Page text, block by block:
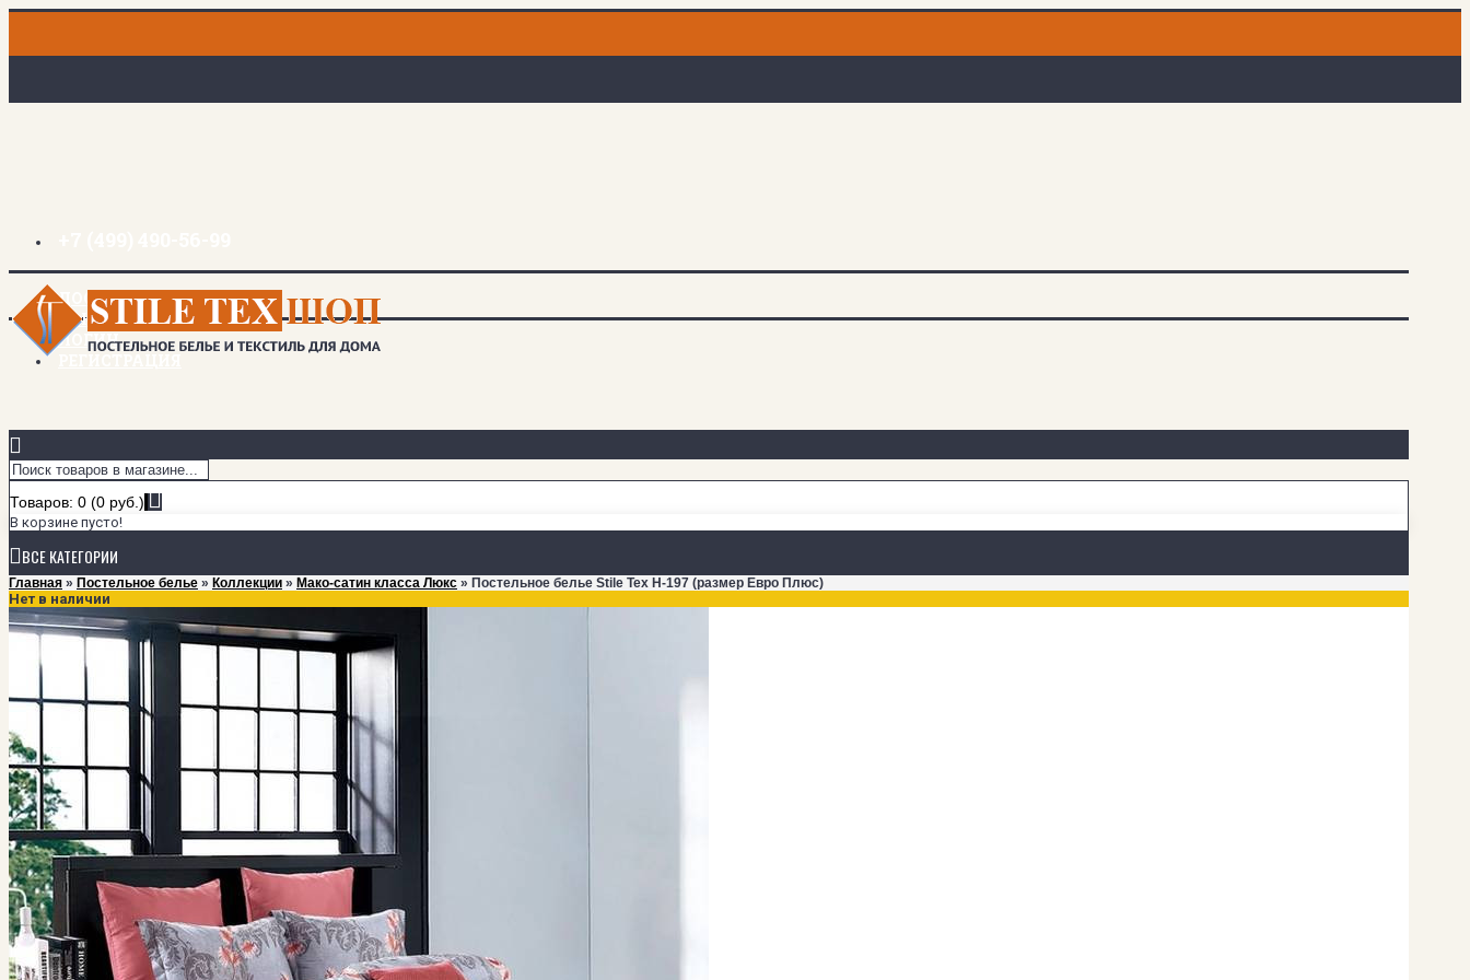
ДОСТАВКА И ОПЛАТА
ЗАКЛАДКИ (0)
ЛОГИН
Товаров: 0 (0 руб.)
В корзине пусто!
ВСЕ КАТЕГОРИИ
+
ПОСТЕЛЬНОЕ БЕЛЬЕ
Мако-сатин класса Люкс
Мако-сатин однотонный
Сатин
Тенсел
РАЗМЕРЫ
1,5-спальный
Главная » Постельное белье » Коллекции » Мако-сатин класса Люкс » Постельное белье Stile Tex H-197 (размер Евро Плюс)
Нет в наличии